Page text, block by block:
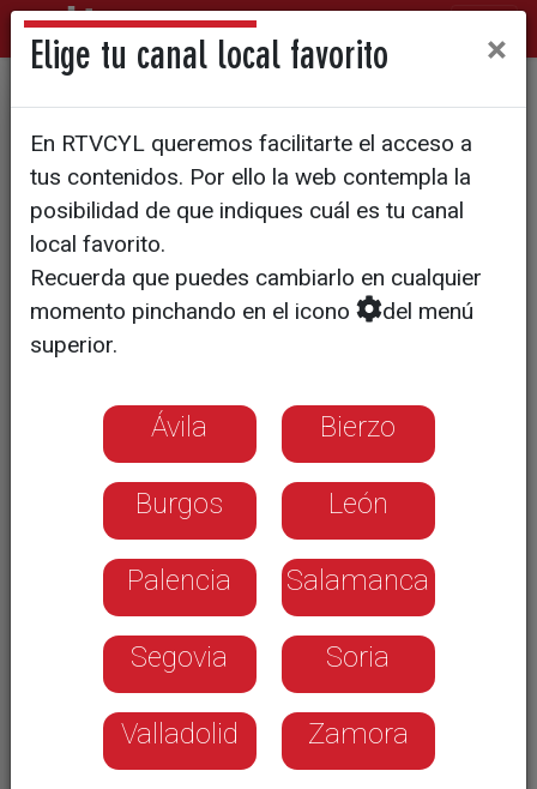
Angel Arias, secretario
general del sindicato de
enseñanza FSIE: "La bajada
de natalidad afectará al
número de matrículas del
Elige tu canal local favorito ×
En RTVCYL queremos facilitarte el acceso a
tus contenidos. Por ello la web contempla la
posibilidad de que indiques cuál es tu canal
local favorito.
Recuerda que puedes cambiarlo en cualquier
momento pinchando en el icono
del menú
superior.
Ávila Bierzo
Burgos León
Palencia Salamanca
Segovia Soria
Valladolid Zamora